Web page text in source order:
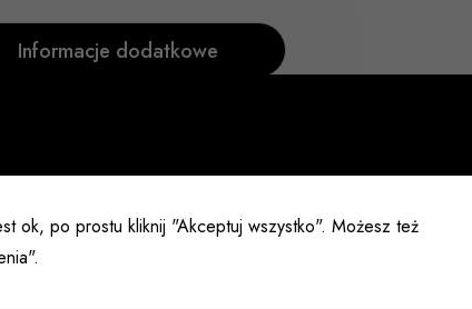
Informacje dodatkowe
ok, po prostu kliknij "Akceptuj wszystko". Możesz też